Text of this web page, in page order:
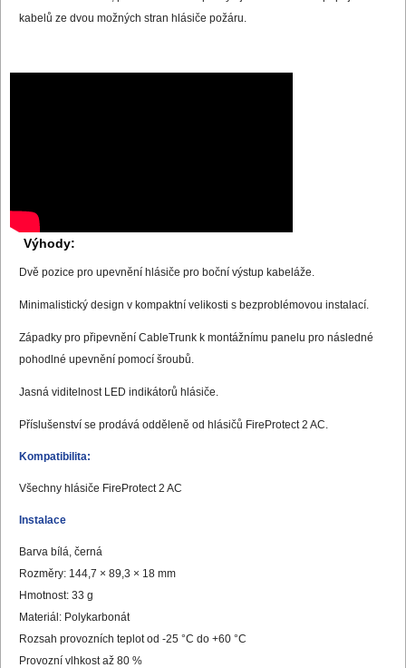
kabelů ze dvou možných stran hlásiče požáru.
Výhody:
Dvě pozice pro upevnění hlásiče pro boční výstup kabeláže.
Minimalistický design v kompaktní velikosti s bezproblémovou instalací.
Západky pro připevnění CableTrunk k montážnímu panelu pro následné
pohodlné upevnění pomocí šroubů.
Jasná viditelnost LED indikátorů hlásiče.
Příslušenství se prodává odděleně od hlásičů FireProtect 2 AC.
Kompatibilita:
Všechny hlásiče FireProtect 2 AC
Instalace
Barva bílá, černá
Rozměry: 144,7 × 89,3 × 18 mm
Hmotnost: 33 g
Materiál: Polykarbonát
Rozsah provozních teplot od -25 °C do +60 °C
Provozní vlhkost až 80 %